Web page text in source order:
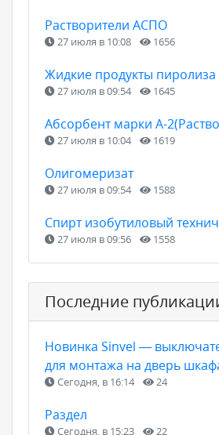
Растворители АСПО
27 июля в 10:08 1656
Жидкие продукты
27 июля в 09:54 1645
Абсорбент марки А-
27 июля в 10:04 1619
Олигомеризат
27 июля в 09:54 1588
Спирт изобутиловый
27 июля в 09:56 1558
Последние
Новинка Sinvel —
для монтажа на дверь
Сегодня, в 16:14 24
Раздел
Сегодня, в 15:23 22